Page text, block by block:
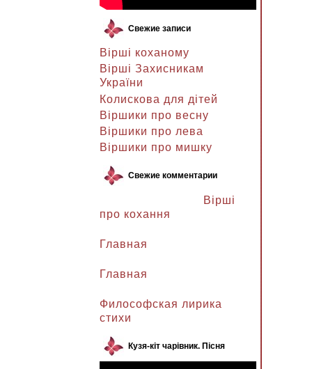
Свежие записи
Вірші коханому
Вірші Захисникам
України
Колискова для дітей
Віршики про весну
Віршики про лева
Віршики про мишку
Свежие комментарии
Вірші
про кохання
Главная
Главная
Философская лирика
стихи
Кузя-кіт чарівник. Пісня